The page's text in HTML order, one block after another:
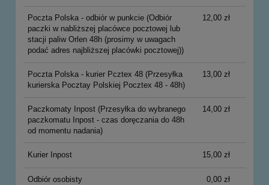
Poczta Polska - odbiór w punkcie(Odbiór
paczki w nabliższej placówce pocztowej lub
stacji paliw Orlen 48h (prosimy w uwagach
podać adres najbliższej placówki pocztowej))
12,00 zł
Poczta Polska - kurier Pcztex 48(Przesyłka
kurierska Pocztay Polskiej Pocztex 48 - 48h)
13,00 zł
Paczkomaty Inpost(Przesyłka do wybranego
paczkomatu Inpost - czas doręczania do 48h
od momentu nadania)
14,00 zł
Kurier Inpost 15,00 zł
Odbiór osobisty 0,00 zł